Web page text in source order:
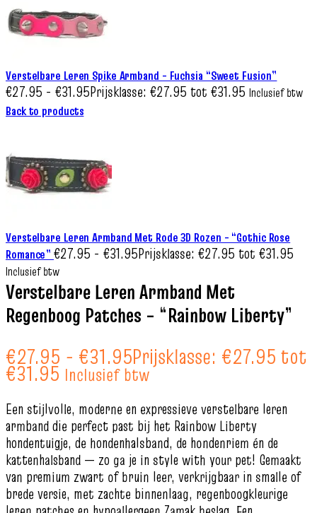
Verstelbare Leren Spike Armband – Fuchsia “Sweet Fusion”
€27.95 - €31.95Prijsklasse: €27.95 tot €31.95 Inclusief btw
Back to products
Verstelbare Leren Armband Met Rode 3D Rozen – “Gothic Rose
Romance”€27.95 - €31.95Prijsklasse: €27.95 tot €31.95
Inclusief btw
Verstelbare Leren Armband Met
Regenboog Patches – “Rainbow Liberty”
€27.95 - €31.95Prijsklasse: €27.95 tot
€31.95 Inclusief btw
Een stijlvolle, moderne en expressieve verstelbare leren
armband die perfect past bij het Rainbow Liberty
hondentuigje, de hondenhalsband, de hondenriem én de
kattenhalsband — zo ga je in style with your pet! Gemaakt
van premium zwart of bruin leer, verkrijgbaar in smalle of
brede versie, met zachte binnenlaag, regenboogkleurige